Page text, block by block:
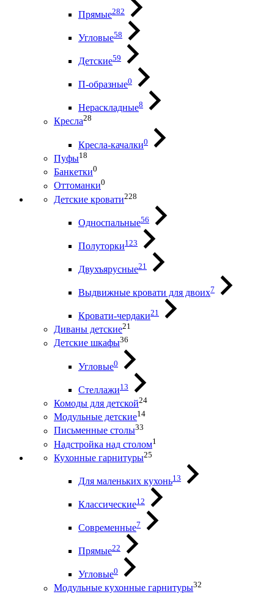
Прямые282
Угловые58
Детские59
П-образные0
Нераскладные8
Кресла28
Кресла-качалки0
Пуфы18
Банкетки0
Оттоманки0
Детские кровати228
Односпальные56
Полуторки123
Двухъярусные21
Выдвижные кровати для двоих7
Кровати-чердаки21
Диваны детские21
Детские шкафы36
Угловые0
Стеллажи13
Комоды для детской24
Модульные детские14
Письменные столы33
Надстройка над столом1
Кухонные гарнитуры25
Для маленьких кухонь13
Классические12
Современные7
Прямые22
Угловые0
Модульные кухонные гарнитуры32